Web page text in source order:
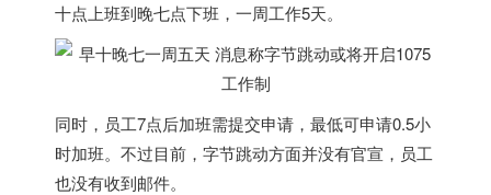
十点上班到晚七点下班，一周工作5天。
同时，员工7点后加班需提交申请，最低可申请0.5小
时加班。不过目前，字节跳动方面并没有官宣，员工
也没有收到邮件。